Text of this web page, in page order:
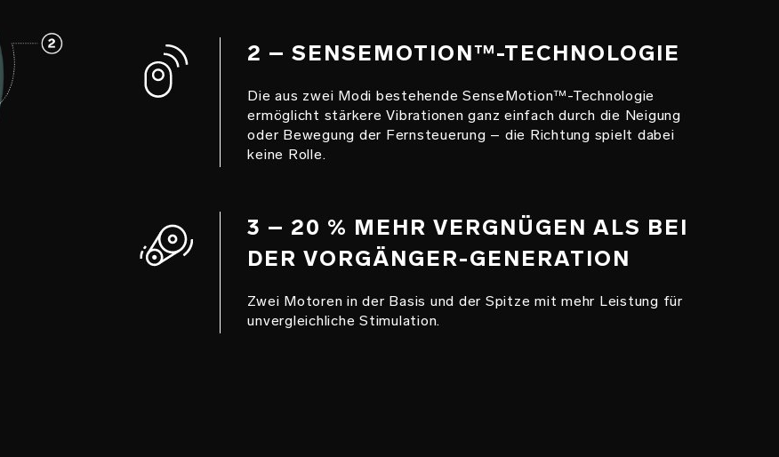
2 – SENSEMOTION™-TECHNOLOGIE
Die aus zwei Modi bestehende SenseMotion™-Technologie
ermöglicht stärkere Vibrationen ganz einfach durch die Neigung
oder Bewegung der Fernsteuerung – die Richtung spielt dabei
keine Rolle.
3 – 20 % MEHR VERGNÜGEN ALS BEI
DER VORGÄNGER-GENERATION
Zwei Motoren in der Basis und der Spitze mit mehr Leistung für
unvergleichliche Stimulation.